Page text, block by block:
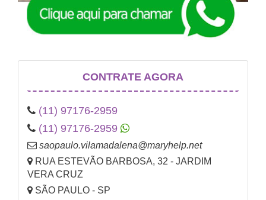
CONTRATE AGORA
(11) 97176-2959
(11) 97176-2959
saopaulo.vilamadalena@maryhelp.net
RUA ESTEVÃO BARBOSA, 32 - JARDIM
VERA CRUZ
SÃO PAULO - SP